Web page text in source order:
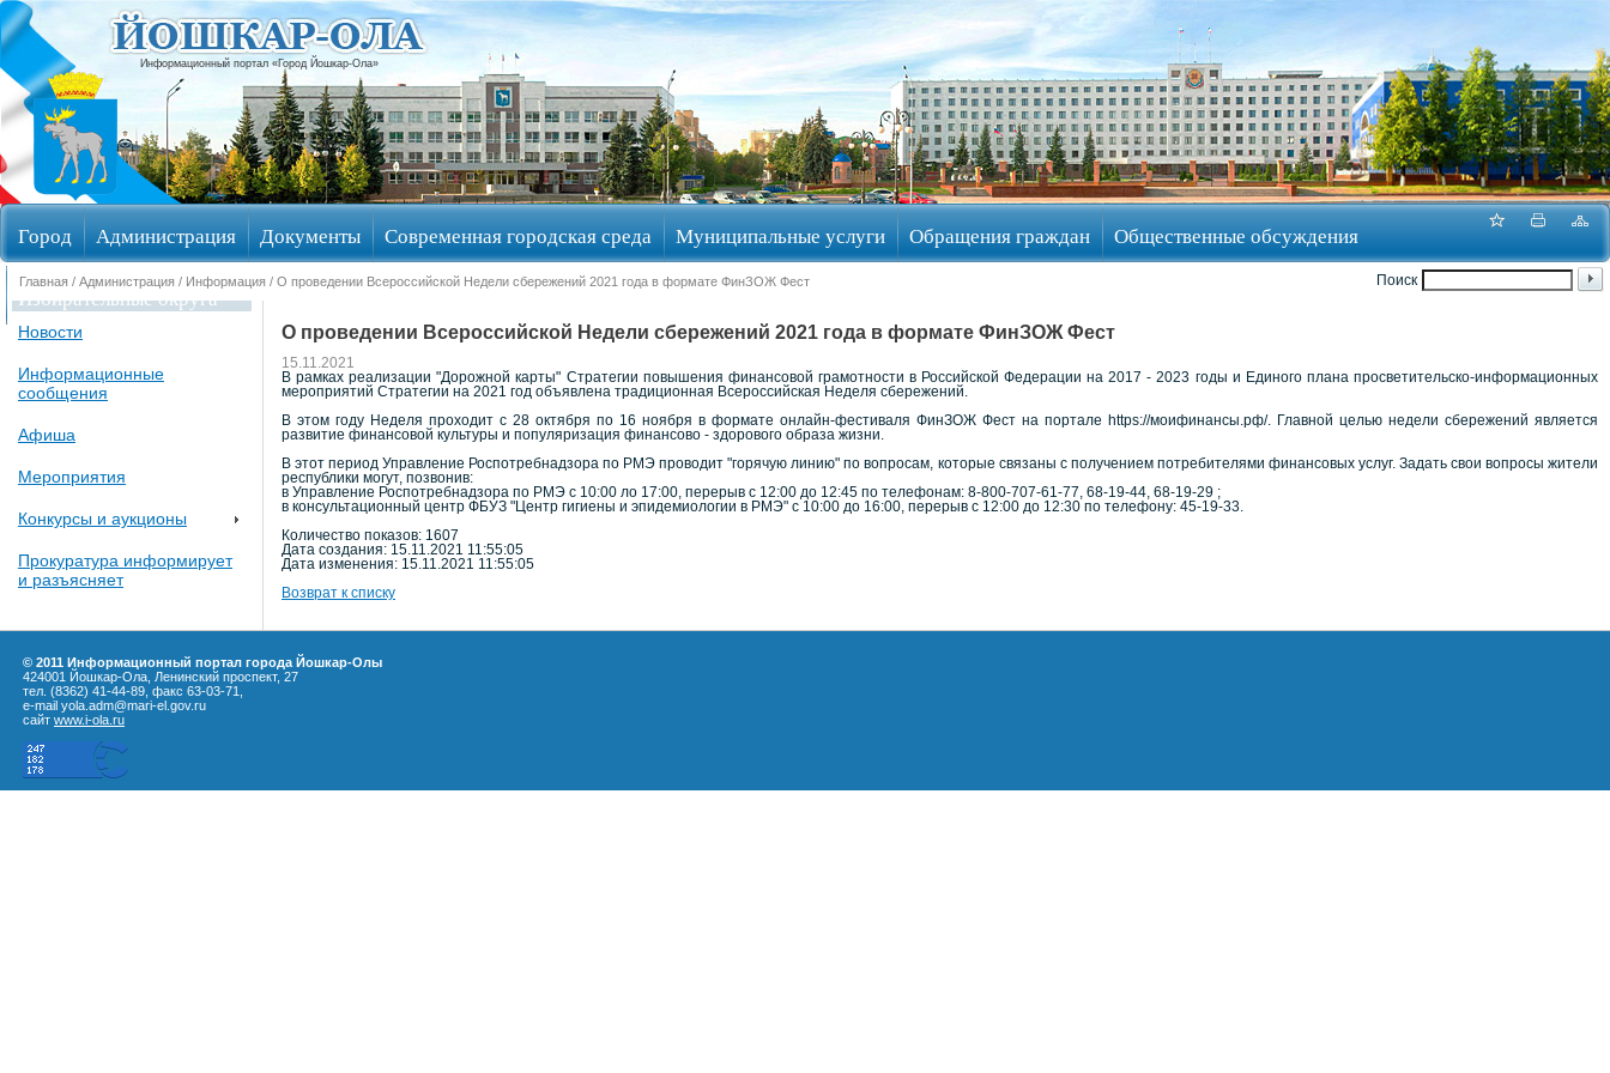
Информационный портал «Город Йошкар-Ола»
Город Администрация Документы Современная городская среда Муниципальные услуги Обращения граждан Общественные обсуждения
Избирательные округа
Поиск
Главная / Администрация / Информация / О проведении Всероссийской Недели сбережений 2021 года в формате ФинЗОЖ Фест
Новости
Информационные
сообщения
Афиша
Мероприятия
Конкурсы и аукционы
Прокуратура информирует
и разъясняет
О проведении Всероссийской Недели сбережений 2021 года в формате ФинЗОЖ Фест
15.11.2021
В рамках реализации "Дорожной карты" Стратегии повышения финансовой грамотности в Российской Федерации на 2017 - 2023 годы и Единого плана просветительско-информационных
мероприятий Стратегии на 2021 год объявлена традиционная Всероссийская Неделя сбережений.
В этом году Неделя проходит с 28 октября по 16 ноября в формате онлайн-фестиваля ФинЗОЖ Фест на портале https://моифинансы.рф/. Главной целью недели сбережений является
развитие финансовой культуры и популяризация финансово - здорового образа жизни.
В этот период Управление Роспотребнадзора по РМЭ проводит "горячую линию" по вопросам, которые связаны с получением потребителями финансовых услуг. Задать свои вопросы жители
республики могут, позвонив:
в Управление Роспотребнадзора по РМЭ с 10:00 ло 17:00, перерыв с 12:00 до 12:45 по телефонам: 8-800-707-61-77, 68-19-44, 68-19-29 ;
в консультационный центр ФБУЗ "Центр гигиены и эпидемиологии в РМЭ" с 10:00 до 16:00, перерыв с 12:00 до 12:30 по телефону: 45-19-33.
Количество показов: 1607
Дата создания: 15.11.2021 11:55:05
Дата изменения: 15.11.2021 11:55:05
Возврат к списку
© 2011 Информационный портал города Йошкар-Олы
424001 Йошкар-Ола, Ленинский проспект, 27
тел. (8362) 41-44-89, факс 63-03-71,
e-mail yola.adm@mari-el.gov.ru
сайт www.i-ola.ru